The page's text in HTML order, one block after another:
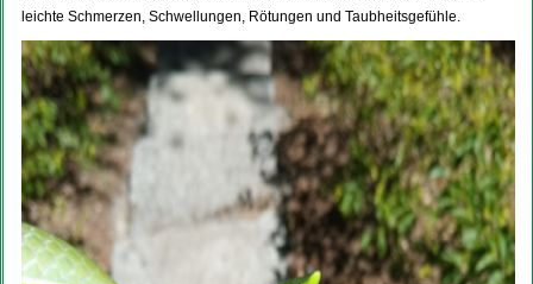
leichte Schmerzen, Schwellungen, Rötungen und Taubheitsgefühle.